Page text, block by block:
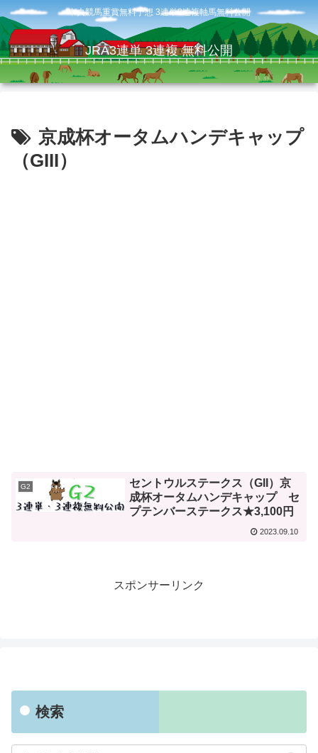
中央競馬重賞無料予想 3連単3連複軸馬無料公開
JRA3連単 3連複 無料公開
京成杯オータムハンデキャップ
（GIII）
G2
セントウルステークス（GII）京
成杯オータムハンデキャップ セ
プテンバーステークス★3,100円
2023.09.10
スポンサーリンク
検索